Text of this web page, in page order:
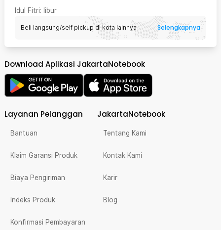
Idul Fitri: libur
Beli langsung/self pickup di kota lainnya Selengkapnya
Download Aplikasi JakartaNotebook
Layanan Pelanggan
Bantuan
Klaim Garansi Produk
Biaya Pengiriman
Indeks Produk
Konfirmasi Pembayaran
JakartaNotebook
Tentang Kami
Kontak Kami
Karir
Blog